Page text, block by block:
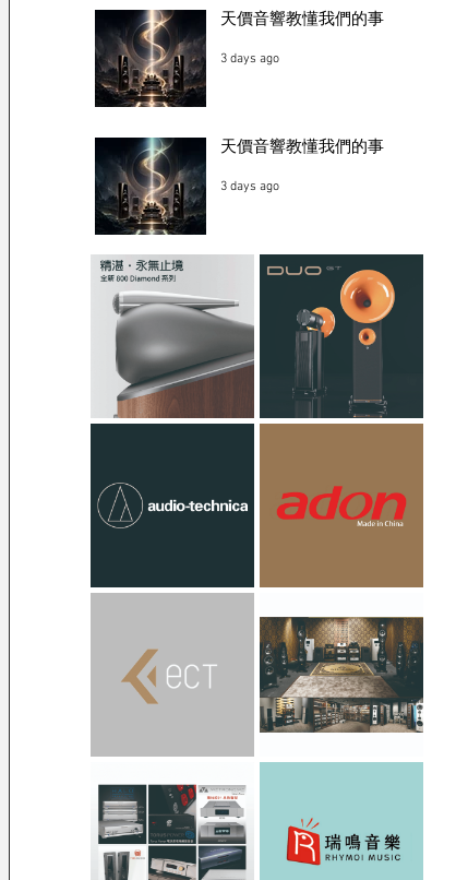
天價音響教懂我們的事
3 days ago
天價音響教懂我們的事
3 days ago